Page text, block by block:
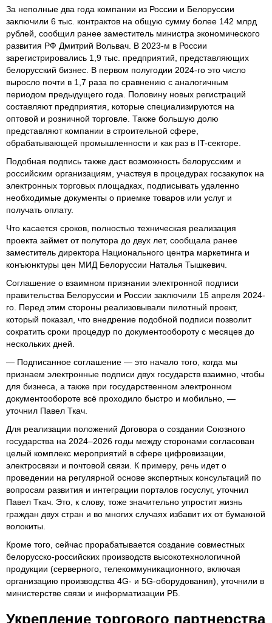
За неполные два года компании из России и Белоруссии
заключили 6 тыс. контрактов на общую сумму более 142 млрд
рублей, сообщил ранее заместитель министра экономического
развития РФ Дмитрий Вольвач. В 2023-м в России
зарегистрировались 1,9 тыс. предприятий, представляющих
белорусский бизнес. В первом полугодии 2024-го это число
выросло почти в 1,7 раза по сравнению с аналогичным
периодом предыдущего года. Половину новых регистраций
составляют предприятия, которые специализируются на
оптовой и розничной торговле. Также большую долю
представляют компании в строительной сфере,
обрабатывающей промышленности и как раз в IT-секторе.
Подобная подпись также даст возможность белорусским и
российским организациям, участвуя в процедурах госзакупок на
электронных торговых площадках, подписывать удаленно
необходимые документы о приемке товаров или услуг и
получать оплату.
Что касается сроков, полностью техническая реализация
проекта займет от полутора до двух лет, сообщала ранее
заместитель директора Национального центра маркетинга и
конъюнктуры цен МИД Белоруссии Наталья Тышкевич.
Соглашение о взаимном признании электронной подписи
правительства Белоруссии и России заключили 15 апреля 2024-
го. Перед этим стороны реализовывали пилотный проект,
который показал, что внедрение подобной подписи позволит
сократить сроки процедур по документообороту с месяцев до
нескольких дней.
— Подписанное соглашение — это начало того, когда мы
признаем электронные подписи двух государств взаимно, чтобы
для бизнеса, а также при государственном электронном
документообороте всё проходило быстро и мобильно, —
уточнил Павел Ткач.
Для реализации положений Договора о создании Союзного
государства на 2024–2026 годы между сторонами согласован
целый комплекс мероприятий в сфере цифровизации,
электросвязи и почтовой связи. К примеру, речь идет о
проведении на регулярной основе экспертных консультаций по
вопросам развития и интеграции порталов госуcлуг, уточнил
Павел Ткач. Это, к слову, тоже значительно упростит жизнь
граждан двух стран и во многих случаях избавит их от бумажной
волокиты.
Кроме того, сейчас прорабатывается создание совместных
белорусско-российских производств высокотехнологичной
продукции (серверного, телекоммуникационного, включая
организацию производства 4G- и 5G-оборудования), уточнили в
министерстве связи и информатизации РБ.
Укрепление торгового партнерства